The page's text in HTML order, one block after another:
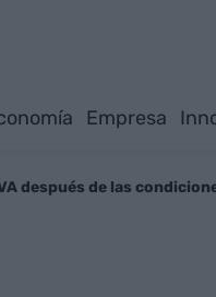
Empresa
después de las